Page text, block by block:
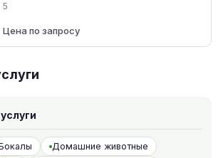
5
Цена по запросу
Домашние животные